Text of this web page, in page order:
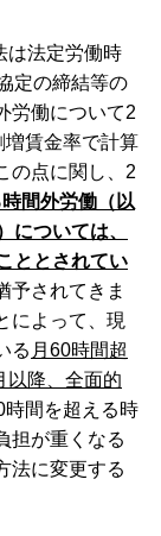
は法定労働時
定の締結等の
労働について2
賃金率で計算
の点に関し、2
間外労働（以
については、
ととされてい
予されてきま
によって、現
る 月60時間超
以降、全面的
時間を超える時
担が重くなる
法に変更する